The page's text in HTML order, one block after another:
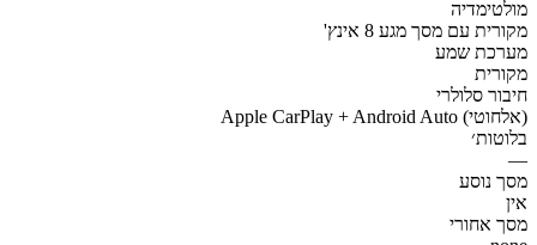
מולטימדיה
מקורית עם מסך מגע 8 אינץ'
מערכת שמע
מקורית
חיבור סלולרי
Apple CarPlay + Android Auto (אלחוטי)
בלוטות׳
—
מסך נוסע
אין
מסך אחורי